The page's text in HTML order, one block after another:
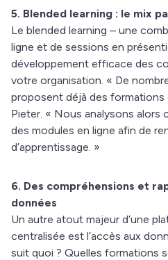
5. Blended learning : le mix
Le blended learning – une
ligne et de sessions en
développement efficace des
votre organisation. « De
proposent déjà des formations
Pieter. « Nous analysons alors
des modules en ligne afin de
d’apprentissage. »
6. Des compréhensions et
données
Un autre atout majeur d’une
centralisée est l’accès aux
suit quoi ? Quelles formations